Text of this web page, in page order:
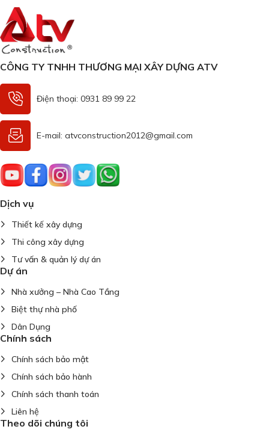
CÔNG TY TNHH THƯƠNG MẠI XÂY DỰNG ATV
Điện thoại: 0931 89 99 22
E-mail: atvconstruction2012@gmail.com
Dịch vụ
Thiết kế xây dựng
Thi công xây dựng
Tư vấn & quản lý dự án
Dự án
Nhà xưởng – Nhà Cao Tầng
Biệt thự nhà phố
Dân Dụng
Chính sách
Chính sách bảo mật
Chính sách bảo hành
Chính sách thanh toán
Liên hệ
Theo dõi chúng tôi